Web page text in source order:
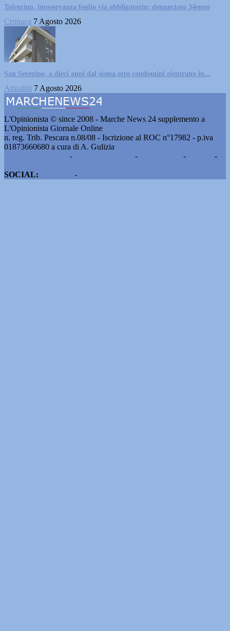
Tolentino, inosservanza foglio via obbligatorio: denunciato 34enne
Cronaca 7 Agosto 2026
San Severino, a dieci anni dal sisma otto condomini rientrano in...
Attualità 7 Agosto 2026
L'Opinionista © since 2008 - Marche News 24 supplemento a
L'Opinionista Giornale Online
n. reg. Trib. Pescara n.08/08 - Iscrizione al ROC n°17982 - p.iva
01873660680 a cura di A. Gulizia
- - -
-
SOCIAL:
-